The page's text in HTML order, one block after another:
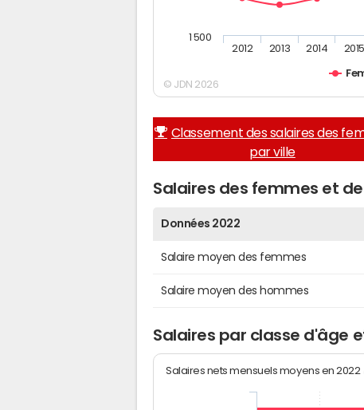
2012 2013 2014 2015
1 500
© JDN 2026
Classement des salaires des
par ville
Salaires des femmes et
Données 2022
Salaire moyen des femmes
Salaire moyen des hommes
Salaires par classe d'âge
Salaires nets mensuels moyens en 2022